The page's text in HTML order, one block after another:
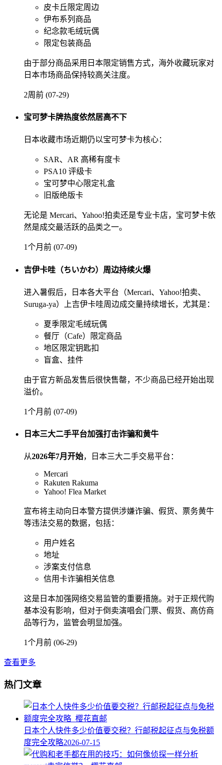
皮卡丘限定周边
伊布系列商品
纪念款毛绒玩偶
限定包装商品
由于部分商品采用日本限定销售方式，海外收藏玩家对
日本市场商品保持较高关注度。
2周前 (07-29)
宝可梦卡牌热度依然居高不下
日本收藏市场近期仍以宝可梦卡为核心：
SAR、AR 高稀有度卡
PSA10 评级卡
宝可梦中心限定礼盒
旧版绝版卡
无论是 Mercari、Yahoo!拍卖还是专业卡店，宝可梦卡依
然是成交最活跃的品类之一。
1个月前 (07-09)
吉伊卡哇（ちいかわ）周边持续火爆
进入暑假后，日本各大平台（Mercari、Yahoo!拍卖、
Suruga-ya）上吉伊卡哇周边成交量持续增长，尤其是：
夏季限定毛绒玩偶
餐厅（Cafe）限定商品
地区限定钥匙扣
盲盒、挂件
由于官方新品发售后很快售罄，不少商品已经开始出现
溢价。
1个月前 (07-09)
日本三大二手平台加强打击诈骗和黄牛
从2026年7月开始，日本三大二手交易平台：
Mercari
Rakuten Rakuma
Yahoo! Flea Market
宣布将主动向日本警方提供涉嫌诈骗、假货、票务黄牛
等违法交易的数据，包括：
用户姓名
地址
涉案支付信息
信用卡诈骗相关信息
这是日本加强网络交易监管的重要措施。对于正规代购
基本没有影响，但对于倒卖演唱会门票、假货、高仿商
品等行为，监管会明显加强。
1个月前 (06-29)
查看更多
热门文章
日本个人快件多少价值要交税？行邮税起征点与免税额
度完全攻略2026-07-15